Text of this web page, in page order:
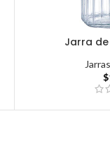
Jarra
$